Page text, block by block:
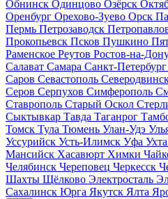
Обнинск Одинцово Озёрск
Оренбург Орехово-Зуево Орск
Пермь Петрозаводск
Прокопьевск Псков Пушкино
Раменское Реутов Ростов-на-
Салават Самара Санкт-Петербург
Саров Севастополь
Серов Серпухов Симферополь
Ставрополь Старый Оскол
Сыктывкар Тавда Таганрог
Томск Тула Тюмень Улан-Удэ
Уссурийск Усть-Илимск Уфа Ухта
Мансийск Хасавюрт Химки
Челябинск Череповец Черкесск
Шахты Щёлково Электросталь
Сахалинск Юрга Якутск Ялта